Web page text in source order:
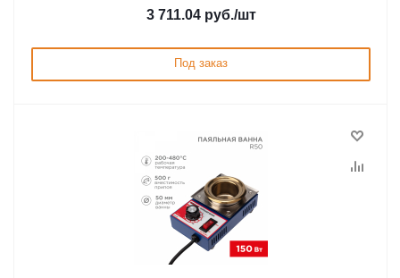
3 711.04руб./шт
Под заказ